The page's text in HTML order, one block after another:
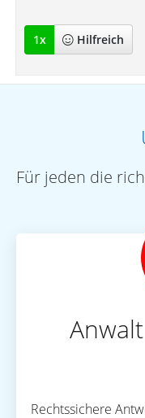
1x Hilfreich
Für jeden die
Rechtssichere